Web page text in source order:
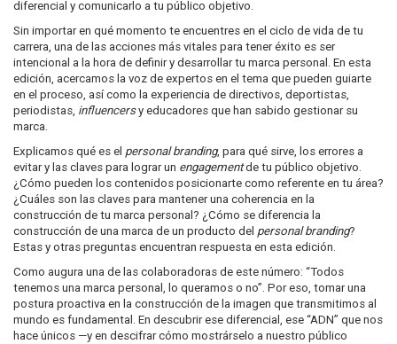
diferencial y comunicarlo a tu público objetivo.
Sin importar en qué momento te encuentres en el ciclo de vida de tu
carrera, una de las acciones más vitales para tener éxito es ser
intencional a la hora de definir y desarrollar tu marca personal. En esta
edición, acercamos la voz de expertos en el tema que pueden guiarte
en el proceso, así como la experiencia de directivos, deportistas,
periodistas, influencersy educadores que han sabido gestionar su
marca.
Explicamos qué es el personal branding, para qué sirve, los errores a
evitar y las claves para lograr un engagementde tu público objetivo.
¿Cómo pueden los contenidos posicionarte como referente en tu área?
¿Cuáles son las claves para mantener una coherencia en la
construcción de tu marca personal? ¿Cómo se diferencia la
construcción de una marca de un producto del personal branding?
Estas y otras preguntas encuentran respuesta en esta edición.
Como augura una de las colaboradoras de este número: “Todos
tenemos una marca personal, lo queramos o no”. Por eso, tomar una
postura proactiva en la construcción de la imagen que transmitimos al
mundo es fundamental. En descubrir ese diferencial, ese “ADN” que nos
hace únicos —y en descifrar cómo mostrárselo a nuestro público